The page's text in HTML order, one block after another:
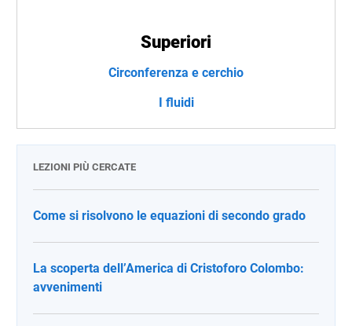
Superiori
Circonferenza e cerchio
I fluidi
LEZIONI PIÙ CERCATE
Come si risolvono le equazioni di secondo grado
La scoperta dell’America di Cristoforo Colombo:
avvenimenti